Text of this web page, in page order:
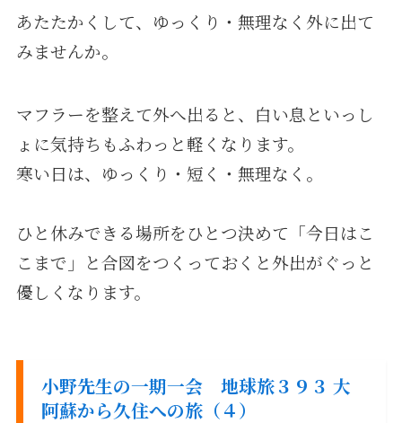
あたたかくして、ゆっくり・無理なく外に出て
みませんか。
マフラーを整えて外へ出ると、白い息といっし
ょに気持ちもふわっと軽くなります。
寒い日は、ゆっくり・短く・無理なく。
ひと休みできる場所をひとつ決めて「今日はこ
こまで」と合図をつくっておくと外出がぐっと
優しくなります。
小野先生の一期一会 地球旅３９３ 大
阿蘇から久住への旅（４）